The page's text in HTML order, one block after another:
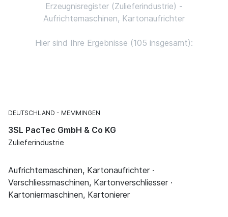
Erzeugnisregister (Zulieferindustrie) -
Aufrichtemaschinen, Kartonaufrichter
Hier sind Ihre Ergebnisse (105 insgesamt):
DEUTSCHLAND MEMMINGEN
3SL PacTec GmbH & Co KG
Zulieferindustrie
Aufrichtemaschinen, Kartonaufrichter ·
Verschliessmaschinen, Kartonverschliesser ·
Kartoniermaschinen, Kartonierer